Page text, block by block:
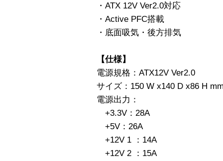
・ATX 12V Ver2.0対応
・Active PFC搭載
・底面吸気・後方排気
【仕様】
電源規格：ATX12V Ver2.0
サイズ：150 W x140 D x86 H
電源出力：
+3.3V：28A
+5V：26A
+12V 1 ：14A
+12V 2 ：15A